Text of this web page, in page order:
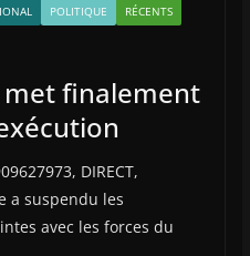
POLITIQUE RÉCENTS
met finalement
DIRECT,
a suspendu les
avec les forces du